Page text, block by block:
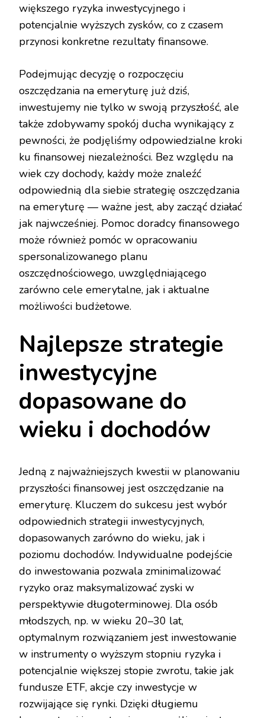
większego ryzyka inwestycyjnego i
potencjalnie wyższych zysków, co z czasem
przynosi konkretne rezultaty finansowe.
Podejmując decyzję o rozpoczęciu
oszczędzania na emeryturę już dziś,
inwestujemy nie tylko w swoją przyszłość, ale
także zdobywamy spokój ducha wynikający z
pewności, że podjęliśmy odpowiedzialne kroki
ku finansowej niezależności. Bez względu na
wiek czy dochody, każdy może znaleźć
odpowiednią dla siebie strategię oszczędzania
na emeryturę — ważne jest, aby zacząć działać
jak najwcześniej. Pomoc doradcy finansowego
może również pomóc w opracowaniu
spersonalizowanego planu
oszczędnościowego, uwzględniającego
zarówno cele emerytalne, jak i aktualne
możliwości budżetowe.
Najlepsze strategie
inwestycyjne
dopasowane do
wieku i dochodów
Jedną z najważniejszych kwestii w planowaniu
przyszłości finansowej jest oszczędzanie na
emeryturę. Kluczem do sukcesu jest wybór
odpowiednich strategii inwestycyjnych,
dopasowanych zarówno do wieku, jak i
poziomu dochodów. Indywidualne podejście
do inwestowania pozwala zminimalizować
ryzyko oraz maksymalizować zyski w
perspektywie długoterminowej. Dla osób
młodszych, np. w wieku 20–30 lat,
optymalnym rozwiązaniem jest inwestowanie
w instrumenty o wyższym stopniu ryzyka i
potencjalnie większej stopie zwrotu, takie jak
fundusze ETF, akcje czy inwestycje w
rozwijające się rynki. Dzięki długiemu